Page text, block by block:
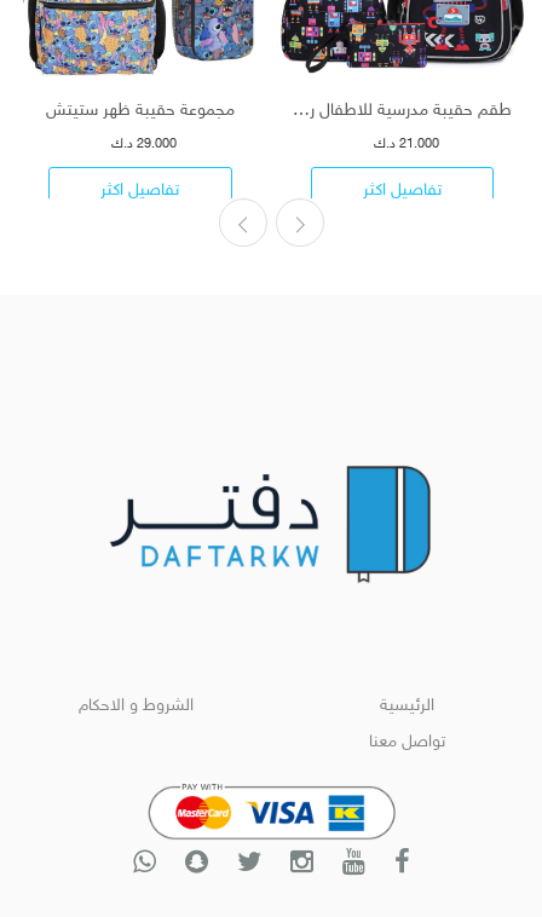
طقم حقيبة مدرسية للاطفال روبوت
21.000 د.ك
تفاصيل اكثر
مجموعة حقيبة ظهر ستيتش
29.000 د.ك
تفاصيل اكثر
الرئيسية
تواصل معنا
الشروط و الاحكام